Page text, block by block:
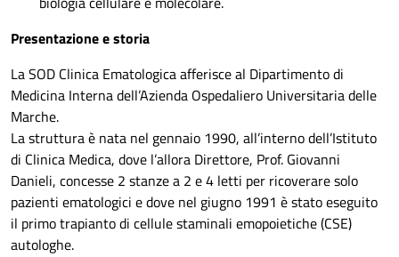
Presentazione e storia
La SOD Clinica Ematologica afferisce al Dipartimento di
Medicina Interna dell’Azienda Ospedaliero Universitaria delle
Marche.
La struttura è nata nel gennaio 1990, all’interno dell’Istituto
di Clinica Medica, dove l’allora Direttore, Prof. Giovanni
Danieli, concesse 2 stanze a 2 e 4 letti per ricoverare solo
pazienti ematologici e dove nel giugno 1991 è stato eseguito
il primo trapianto di cellule staminali emopoietiche (CSE)
autologhe.